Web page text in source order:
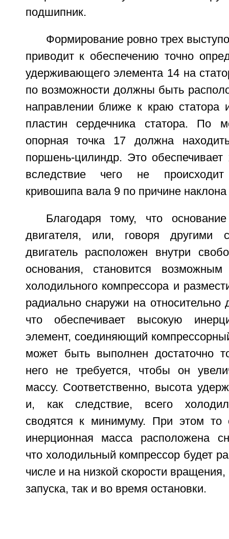
подшипник.
Формирование ровно трех
приводит к обеспечению точно
удерживающего элемента 14 на
по возможности должны быть
направлении ближе к краю статора
пластин сердечника статора. По
опорная точка 17 должна
поршень-цилиндр. Это
вследствие чего не
кривошипа вала 9 по причине
Благодаря тому, что
двигателя, или, говоря другими
двигатель расположен внутри
основания, становится
холодильного компрессора и
радиально снаружи на относительно
что обеспечивает высокую
элемент, соединяющий
может быть выполнен достаточно
него не требуется, чтобы он
массу. Соответственно, высота
и, как следствие, всего
сводятся к минимуму. При этом то
инерционная масса расположена
что холодильный компрессор будет
числе и на низкой скорости
запуска, так и во время остановки.